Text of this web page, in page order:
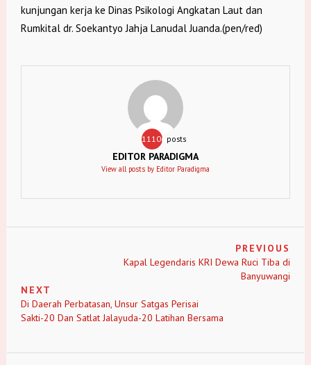
kunjungan kerja ke Dinas Psikologi Angkatan Laut dan
Rumkital dr. Soekantyo Jahja Lanudal Juanda.(pen/red)
11106 posts
EDITOR PARADIGMA
View all posts by Editor Paradigma
PREVIOUS
Kapal Legendaris KRI Dewa Ruci Tiba di
Banyuwangi
NEXT
Di Daerah Perbatasan, Unsur Satgas Perisai
Sakti-20 Dan Satlat Jalayuda-20 Latihan Bersama